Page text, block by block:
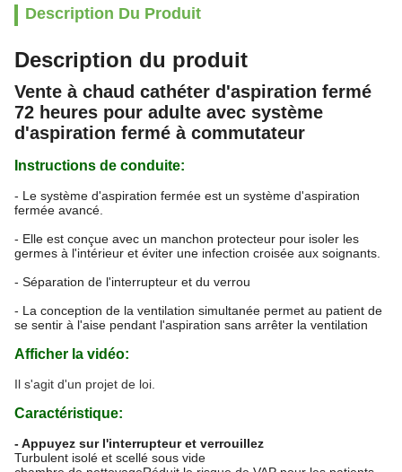
Description Du Produit
Description du produit
Vente à chaud cathéter d'aspiration fermé
72 heures pour adulte avec système
d'aspiration fermé à commutateur
Instructions de conduite:
- Le système d'aspiration fermée est un système d'aspiration
fermée avancé.
- Elle est conçue avec un manchon protecteur pour isoler les
germes à l'intérieur et éviter une infection croisée aux soignants.
- Séparation de l'interrupteur et du verrou
- La conception de la ventilation simultanée permet au patient de
se sentir à l'aise pendant l'aspiration sans arrêter la ventilation
Afficher la vidéo:
Il s'agit d'un projet de loi.
Caractéristique:
- Appuyez sur l'interrupteur et verrouillez
Turbulent isolé et scellé sous vide